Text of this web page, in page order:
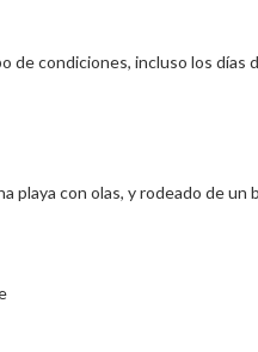
condiciones, incluso los días
playa con olas, y rodeado de un